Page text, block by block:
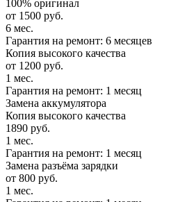
100% оригинал
от 1500 руб.
6 мес.
Гарантия на ремонт: 6 месяцев
Копия высокого качества
от 1200 руб.
1 мес.
Гарантия на ремонт: 1 месяц
Замена аккумулятора
Копия высокого качества
1890 руб.
1 мес.
Гарантия на ремонт: 1 месяц
Замена разъёма зарядки
от 800 руб.
1 мес.